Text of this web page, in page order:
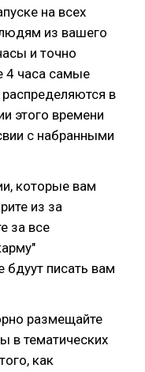
на всех
из вашего
и точно
4 часа самые
в
этого времени
с набранными
которые вам
из за
за все
бдуут писать вам
размещайте
в тематических
как